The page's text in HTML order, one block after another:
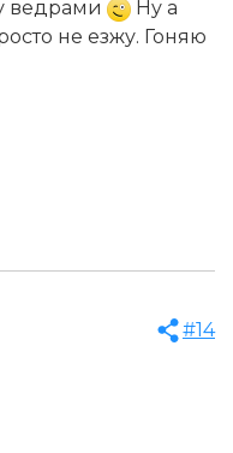
ведрами
Ну а
не езжу. Гоняю
#14